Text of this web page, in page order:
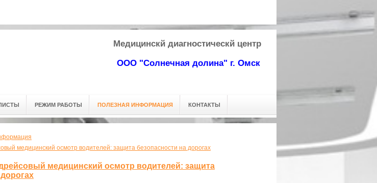
Медицинскй диагностическй центр
ООО "Солнечная долина" г. Омск
РЕЖИМ РАБОТЫ ПОЛЕЗНАЯ ИНФОРМАЦИЯ КОНТАКТЫ
медицинский осмотр водителей: защита безопасности на дорогах
медицинский осмотр водителей: защита